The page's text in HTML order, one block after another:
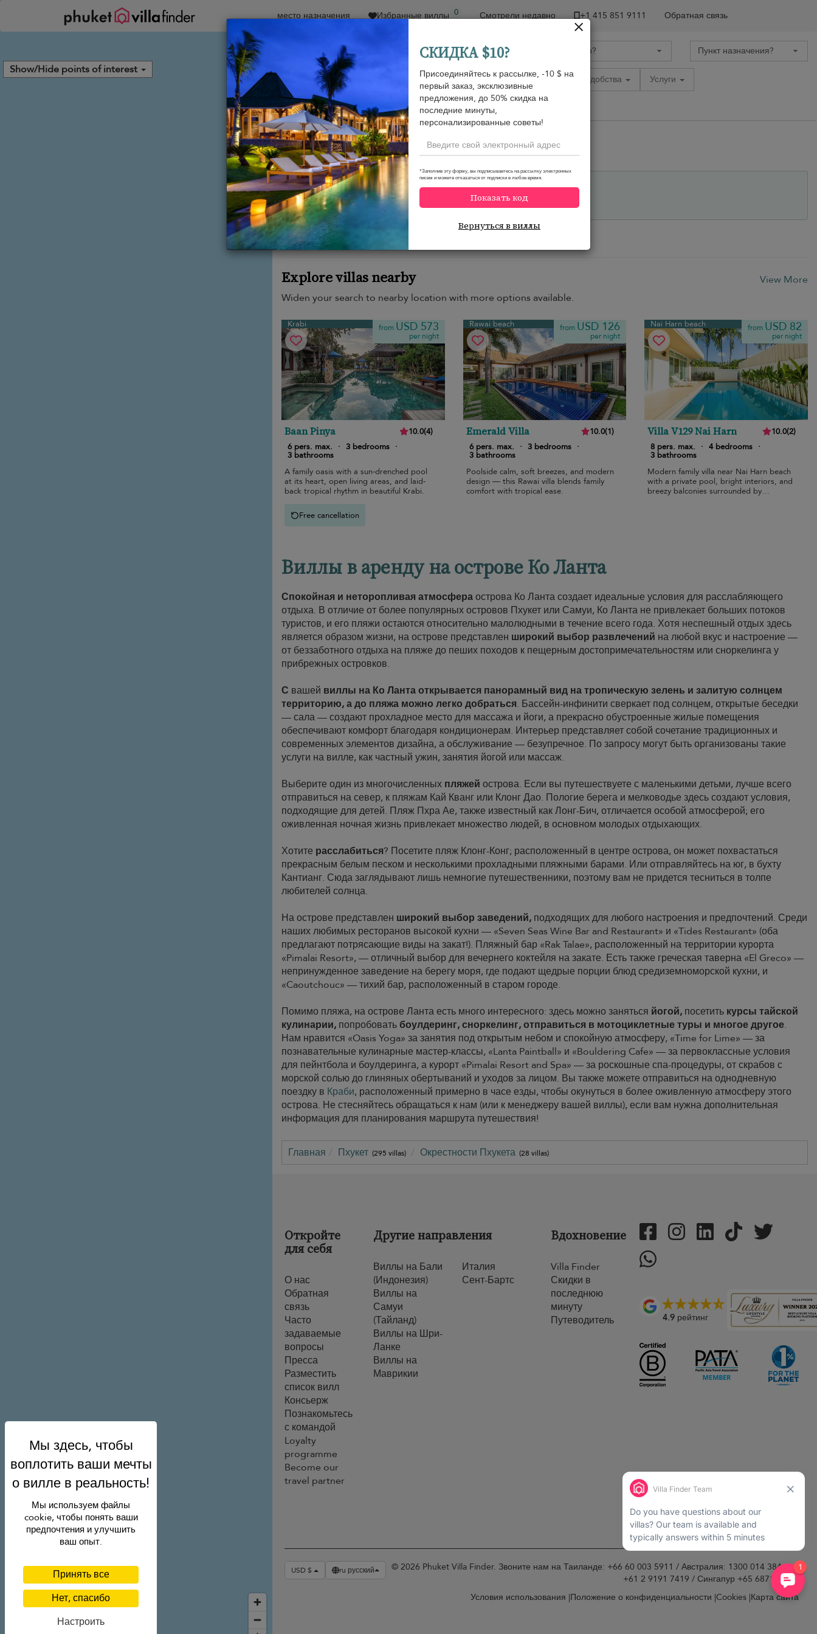
место назначения Избранные виллы 0 Смотрели недавно +1 ​415 851 9111 Обратная связь
Show/Hide points of interest
Сортировать по Price range Коллекции Location Удобства
Услуги
Семейные специальности
Would you like more options?
We’ve found some great alternatives below that might interest you.
Explore villas nearby
View More
Widen your search to nearby location with more options available.
Krabi from USD 573
per night
Baan Pinya 10.0(4)
6 pers. max.
· 3 bedrooms ·
3 bathrooms
A family oasis with a sun-drenched pool
at its heart, open living areas, and laid-
back tropical rhythm in beautiful Krabi.
Free cancellation
Rawai beach from USD 126
per night
Emerald Villa 10.0(1)
6 pers. max.
· 3 bedrooms ·
3 bathrooms
Poolside calm, soft breezes, and modern
design — this Rawai villa blends family
comfort with tropical ease.
Nai Harn beach from USD 82
per night
Villa V129 Nai Harn 10.0(2)
8 pers. max.
· 4 bedrooms ·
3 bathrooms
Modern family villa near Nai Harn beach
with a private pool, bright interiors, and
breezy balconies surrounded by
Виллы в аренду на острове Ко Ланта
Спокойная и неторопливая атмосфераострова Ко Ланта создает идеальные условия для расслабляющего
отдыха. В отличие от более популярных островов Пхукет или Самуи, Ко Ланта не привлекает больших потоков
туристов, и его пляжи остаются относительно малолюдными в течение всего года. Хотя неспешный отдых здесь
является образом жизни, на острове представлен широкий выбор развлечений на любой вкус и настроение —
от беззаботного отдыха на пляже до пеших походов к пещерным достопримечательностям или сноркелинга у
прибрежных островков.
С вашей виллы на Ко Ланта открывается панорамный вид на тропическую зелень и залитую солнцем
территорию, а до пляжа можно легко добраться. Бассейн-инфинити сверкает под солнцем, открытые беседки
— сала — создают прохладное место для массажа и йоги, а прекрасно обустроенные жилые помещения
обеспечивают комфорт благодаря кондиционерам. Интерьер представляет собой сочетание традиционных и
современных элементов дизайна, а обслуживание — безупречное. По запросу могут быть организованы такие
услуги на вилле, как частный ужин, занятия йогой или массаж.
Выберите один из многочисленных пляжей острова. Если вы путешествуете с маленькими детьми, лучше всего
отправиться на север, к пляжам Кай Кванг или Клонг Дао. Пологие берега и мелководье здесь создают условия,
подходящие для детей. Пляж Пхра Ае, также известный как Лонг-Бич, отличается особой атмосферой; его
оживленная ночная жизнь привлекает множество людей, в основном молодых отдыхающих.
Хотите расслабиться? Посетите пляж Клонг-Конг; расположенный в центре острова, он может похвастаться
прекрасным белым песком и несколькими прохладными пляжными барами. Или отправляйтесь на юг, в бухту
Кантианг. Сюда заглядывают лишь немногие путешественники, поэтому вам не придется тесниться в толпе
любителей солнца.
На острове представлен широкий выбор заведений, подходящих для любого настроения и предпочтений. Среди
наших любимых ресторанов высокой кухни — «Seven Seas Wine Bar and Restaurant» и «Tides Restaurant» (оба
предлагают потрясающие виды на закат!). Пляжный бар «Rak Talae», расположенный на территории курорта
«Pimalai Resort», — отличный выбор для вечернего коктейля на закате. Есть также греческая таверна «El Greco» —
непринужденное заведение на берегу моря, где подают щедрые порции блюд средиземноморской кухни, и
«Caoutchouc» — тихий бар, расположенный в старом городе.
Помимо пляжа, на острове Ланта есть много интересного: здесь можно заняться йогой, посетить курсы тайской
кулинарии, попробоватьбоулдеринг, сноркелинг, отправиться в мотоциклетные туры и многое другое.
Нам нравится «Oasis Yoga» за занятия под открытым небом и спокойную атмосферу, «Time for Lime» — за
познавательные кулинарные мастер-классы, «Lanta Paintball» и «Bouldering Cafe» — за первоклассные условия
для пейнтбола и боулдеринга, а курорт «Pimalai Resort and Spa» — за роскошные спа-процедуры, от скрабов с
морской солью до глиняных обертываний и уходов за лицом. Вы также можете отправиться на однодневную
поездку в Краби, расположенный примерно в часе езды, чтобы окунуться в более оживленную атмосферу этого
острова. Не стесняйтесь обращаться к нам (или к менеджеру вашей виллы), если вам нужна дополнительная
информация для планирования маршрута путешествия!
Главная Пхукет (295 villas) Окрестности Пхукета (28 villas)
СКИДКА $10?
Присоединяйтесь к рассылке, -10 $ на
первый заказ, эксклюзивные
предложения, до 50% скидка на
последние минуты,
персонализированные советы!
*Заполнив эту форму, вы подписываетесь на рассылку электронных
писем и можете отказаться от подписки в любое время.
Показать код
Вернуться в виллы
Откройте
для себя
О нас
Обратная
связь
Часто
задаваемые
вопросы
Пресса
Разместить
список вилл
Консьерж
Познакомьтесь
с командой
Loyalty
programme
Become our
travel partner
Другие направления
Виллы на Бали
(Индонезия)
Виллы на
Самуи
(Тайланд)
Виллы на Шри-
Ланке
Виллы на
Маврикии
Италия
Сент-Бартс
Вдохновение
Villa Finder
Скидки в
последнюю
минуту
Путеводитель
4.9рейтинг
USD $ ru русский
© 2026 Phuket Villa Finder. Звоните нам на Таиланде: +66 60 003 5911 / Австралия: 1300 014 384 или
+61 2 9191 7419 / Сингапур +65 6871 8993.
Условия использования Положение о конфиденциальности Cookies Карта сайта
Панель управления cookies
Мы используем файлы
cookie, чтобы понять ваши
предпочтения и улучшить
ваш опыт.
Принять все
Нет, спасибо
Настроить